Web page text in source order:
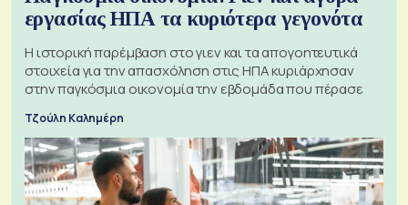
εργασίας ΗΠΑ τα κυριότερα γεγονότα
Η ιστορική παρέμβαση στο γιεν και τα απογοητευτικά
στοιχεία για την απασχόληση στις ΗΠΑ κυριάρχησαν
στην παγκόσμια οικονομία την εβδομάδα που πέρασε
Τζούλη Καλημέρη